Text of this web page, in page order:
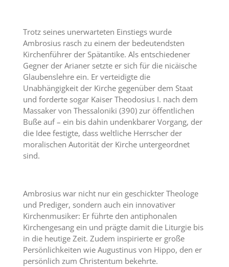
Trotz seines unerwarteten Einstiegs wurde
Ambrosius rasch zu einem der bedeutendsten
Kirchenführer der Spätantike. Als entschiedener
Gegner der Arianer setzte er sich für die nicäische
Glaubenslehre ein. Er verteidigte die
Unabhängigkeit der Kirche gegenüber dem Staat
und forderte sogar Kaiser Theodosius I. nach dem
Massaker von Thessaloniki (390) zur öffentlichen
Buße auf – ein bis dahin undenkbarer Vorgang, der
die Idee festigte, dass weltliche Herrscher der
moralischen Autorität der Kirche untergeordnet
sind.
Ambrosius war nicht nur ein geschickter Theologe
und Prediger, sondern auch ein innovativer
Kirchenmusiker: Er führte den antiphonalen
Kirchengesang ein und prägte damit die Liturgie bis
in die heutige Zeit. Zudem inspirierte er große
Persönlichkeiten wie Augustinus von Hippo, den er
persönlich zum Christentum bekehrte.